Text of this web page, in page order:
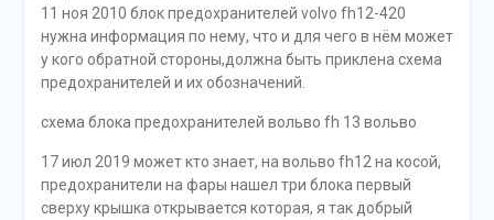
11 ноя 2010 блок предохранителей volvo fh12-420
нужна информация по нему, что и для чего в нём может
у кого обратной стороны,должна быть приклена схема
предохранителей и их обозначений.
схема блока предохранителей вольво fh 13 вольво
17 июл 2019 может кто знает, на вольво fh12 на косой,
предохранители на фары нашел три блока первый
сверху крышка открывается которая, я так добрый